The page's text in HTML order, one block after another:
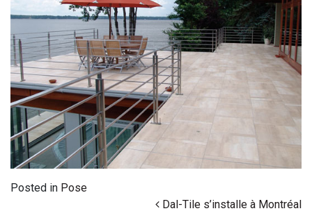
Posted in Pose
Dal-Tile s’installe à Montréal